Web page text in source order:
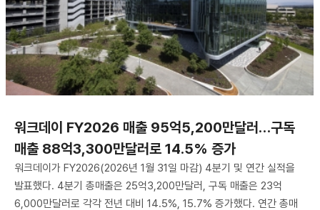
워크데이 FY2026 매출 95억5,200만달러…구독
매출 88억3,300만달러로 14.5% 증가
워크데이가 FY2026(2026년 1월 31일 마감) 4분기 및 연간 실적을
발표했다. 4분기 총매출은 25억3,200만달러, 구독 매출은 23억
6,000만달러로 각각 전년 대비 14.5%, 15.7% 증가했다. 연간 총매